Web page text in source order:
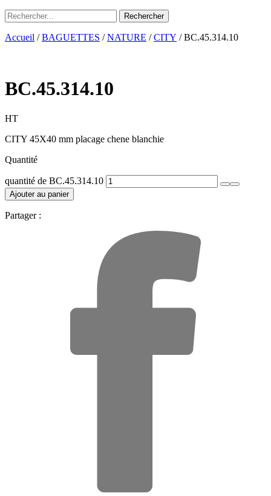
Accueil /BAGUETTES /NATURE /CITY / BC.45.314.10
BC.45.314.10
HT
CITY 45X40 mm placage chene blanchie
Quantité
quantité de BC.45.314.10
Ajouter au panier
Partager :